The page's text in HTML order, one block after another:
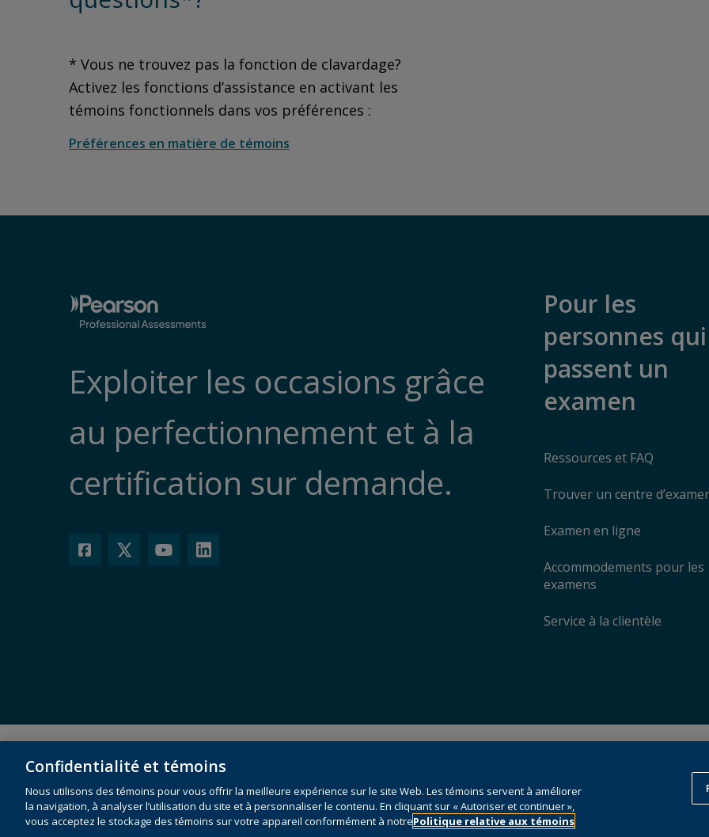
* Vous ne trouvez pas la fonction de clavardage?
Activez les fonctions d’assistance en activant les
témoins fonctionnels dans vos préférences :
Préférences en matière de témoins
Exploiter les occasions grâce
au perfectionnement et à la
certification sur demande.
Pour les
personnes qui
passent un
examen
Ressources et FAQ
Trouver un centre
Examen en ligne
Accommodements pour les
examens
Service à la clientèle
Ce site Web utilise des
Préférences en matière de
Confidentialité et témoins
Nous utilisons des témoins pour vous offrir la meilleure expérience sur le site Web. Les témoins servent à améliorer
la navigation, à analyser l’utilisation du site et à personnaliser le contenu. En cliquant sur « Autoriser et continuer »,
vous acceptez le stockage des témoins sur votre appareil conformément à notrePolitique relative aux témoins